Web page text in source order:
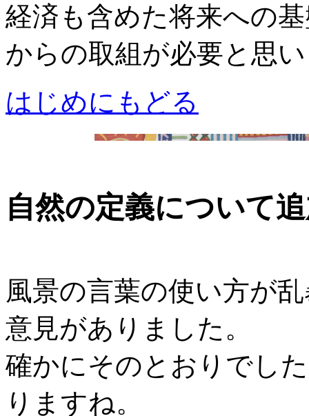
経済も含めた将来への
からの取組が必要と思
はじめにもどる
自然の定義について
風景の言葉の使い方が
意見がありました。
確かにそのとおりでし
りますね。